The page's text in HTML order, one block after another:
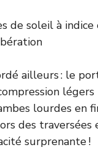
de soleil à
ailleurs : le
lourdes en
des traversées
surprenante !